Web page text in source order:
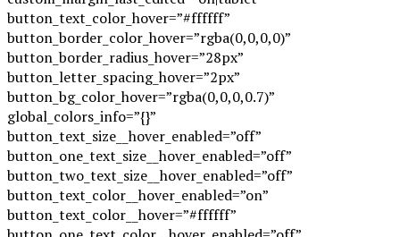
button_text_color_hover=”#ffffff”
button_border_color_hover=”rgba(0,0,0,0)”
button_border_radius_hover=”28px”
button_letter_spacing_hover=”2px”
button_bg_color_hover=”rgba(0,0,0,0.7)”
global_colors_info=”{}”
button_text_size__hover_enabled=”off”
button_one_text_size__hover_enabled=”off”
button_two_text_size__hover_enabled=”off”
button_text_color__hover_enabled=”on”
button_text_color__hover=”#ffffff”